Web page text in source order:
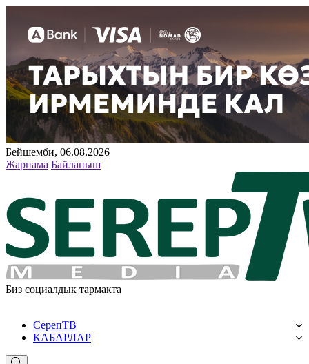
Бейшемби, 06.08.2026
Жарнама Байланыш
Биз социалдык тармакта
СерепТВ
КАБАРЛАР